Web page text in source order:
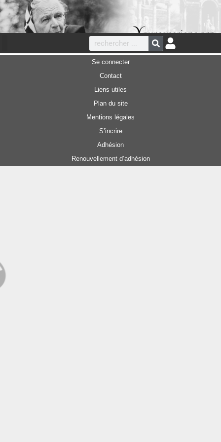
Se connecter
Contact
Liens utiles
Plan du site
Mentions légales
S’incrire
Adhésion
Renouvellement d’adhésion